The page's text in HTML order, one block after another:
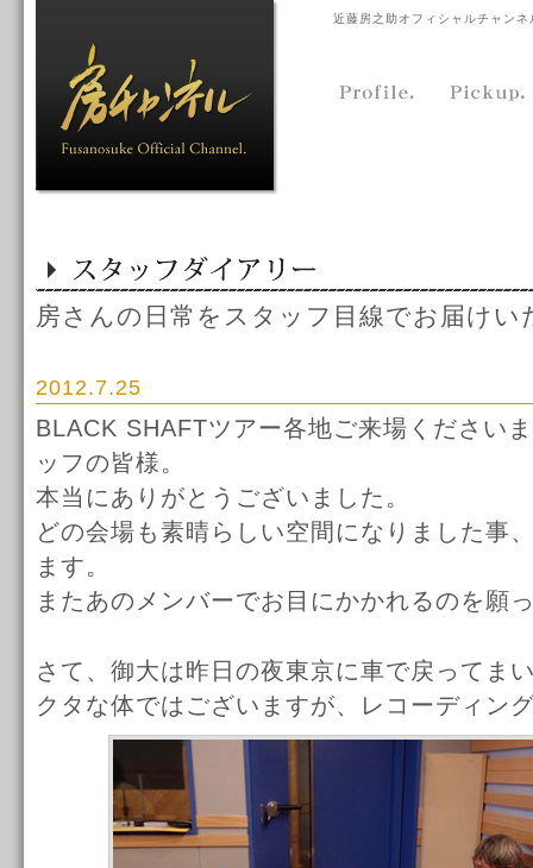
近藤房之助オフィシャルチャン
房さんの日常をスタッフ目線でお届けい
2012.7.25
BLACK SHAFTツアー各地ご来場ください
ッフの皆様。
本当にありがとうございました。
どの会場も素晴らしい空間になりました事
ます。
またあのメンバーでお目にかかれるのを願
さて、御大は昨日の夜東京に車で戻ってま
クタな体ではございますが、レコーディン